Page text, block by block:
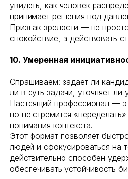
увидеть, как человек
принимает решения под
Признак зрелости — не
спокойствие, а действовать
10. Умеренная
Спрашиваем: задаёт ли
ли в суть задачи, уточняет ли
Настоящий профессионал —
но не стремится
понимания контекста.
Этот формат позволяет
людей и сфокусироваться на
действительно способен
обеспечивать устойчивость